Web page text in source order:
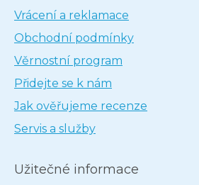
Vrácení a reklamace
Obchodní podmínky
Věrnostní program
Přidejte se k nám
Jak ověřujeme recenze
Servis a služby
Užitečné informace